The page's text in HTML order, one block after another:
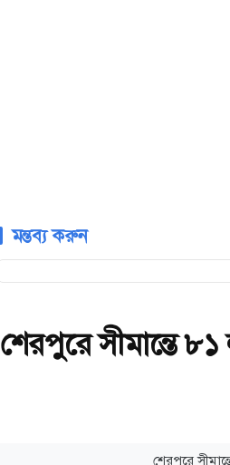
মন্তব্য করুন
শেরপুরে সীমান্তে